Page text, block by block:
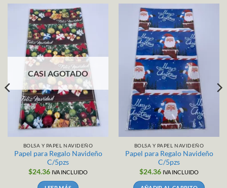
CASI AGOTADO
BOLSA Y PAPEL NAVIDEÑO
Papel para Regalo Navideño
C/5pzs
$24.36 IVA INCLUIDO
BOLSA Y PAPEL NAVIDEÑO
Papel para Regalo Navideño
C/5pzs
$24.36 IVA INCLUIDO